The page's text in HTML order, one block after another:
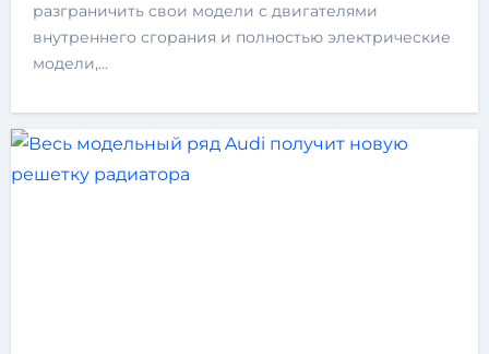
разграничить свои модели с двигателями
внутреннего сгорания и полностью электрические
модели,…